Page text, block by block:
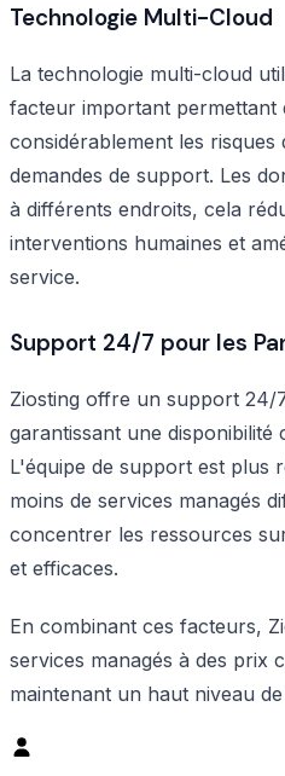
Technologie Multi-Cloud
La technologie multi-cloud
facteur important permettant
considérablement les risques
demandes de support. Les
à différents endroits, cela
interventions humaines et
service.
Support 24/7 pour les
Ziosting offre un support 24/
garantissant une disponibilité
L'équipe de support est plus
moins de services managés
concentrer les ressources
et efficaces.
En combinant ces facteurs,
services managés à des prix
maintenant un haut niveau